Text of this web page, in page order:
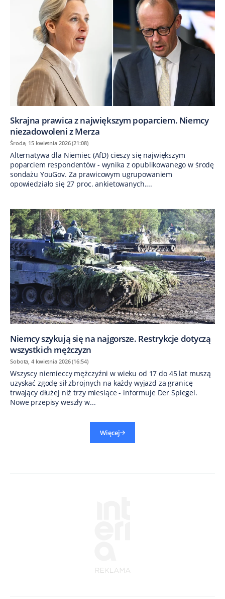
Skrajna prawica z największym poparciem. Niemcy
niezadowoleni z Merza
Środa, 15 kwietnia 2026 (21:08)
Alternatywa dla Niemiec (AfD) cieszy się największym
poparciem respondentów - wynika z opublikowanego w środę
sondażu YouGov. Za prawicowym ugrupowaniem
opowiedziało się 27 proc. ankietowanych....
Niemcy szykują się na najgorsze. Restrykcje dotyczą
wszystkich mężczyzn
Sobota, 4 kwietnia 2026 (16:54)
Wszyscy niemieccy mężczyźni w wieku od 17 do 45 lat muszą
uzyskać zgodę sił zbrojnych na każdy wyjazd za granicę
trwający dłużej niż trzy miesiące - informuje Der Spiegel.
Nowe przepisy weszły w...
Więcej